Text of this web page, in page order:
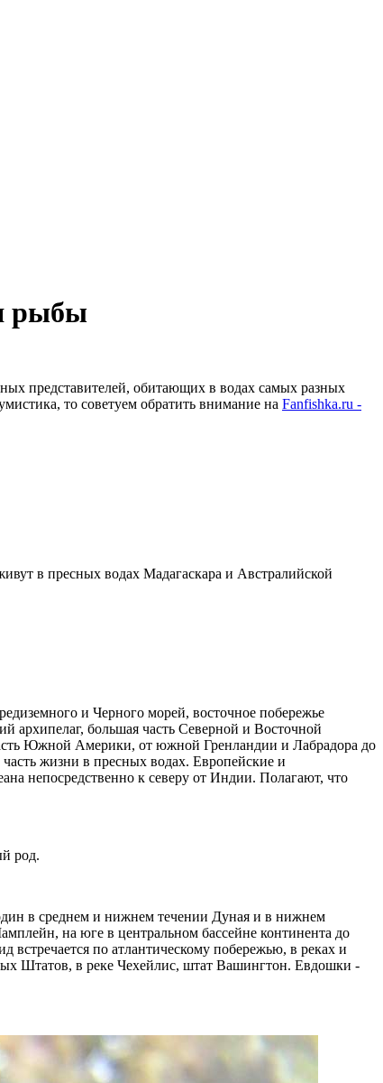
рыбы
представителей, обитающих в водах самых разных
то советуем обратить внимание на Fanfishka.ru -
в пресных водах Мадагаскара и Австралийской
и Черного морей, восточное побережье
большая часть Северной и Восточной
Южной Америки, от южной Гренландии и Лабрадора до
жизни в пресных водах. Европейские и
непосредственно к северу от Индии. Полагают, что
род.
в среднем и нижнем течении Дуная и в нижнем
на юге в центральном бассейне континента до
встречается по атлантическому побережью, в реках и
Штатов, в реке Чехейлис, штат Вашингтон. Евдошки -